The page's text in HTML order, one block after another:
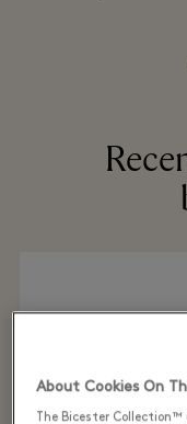
About Cookies On
The Bicester Collection™